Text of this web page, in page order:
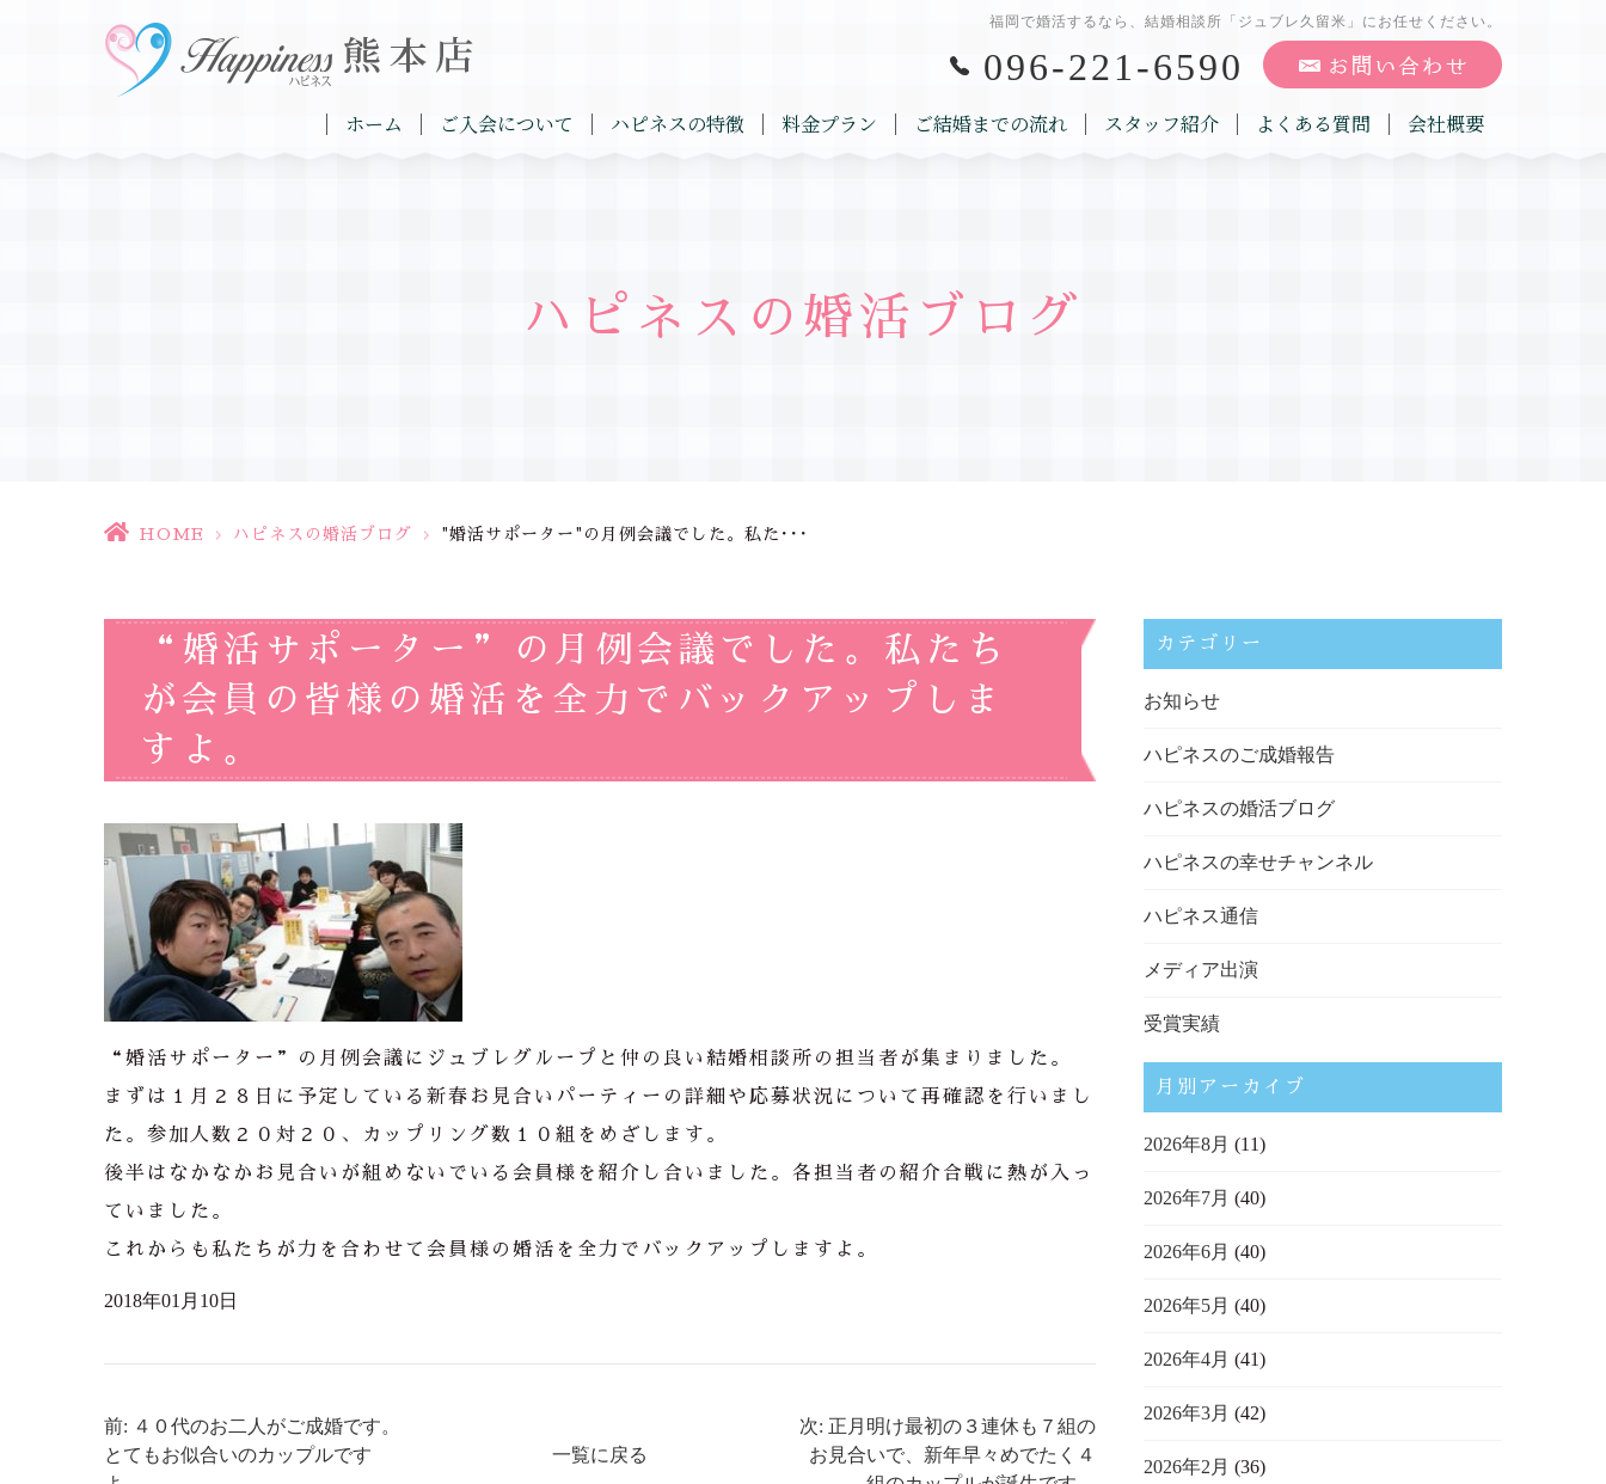
福岡で婚活するなら、結婚相談所「ジュブレ久留米」にお任せください。
096-221-6590
ホーム ご入会について ハピネスの特徴 料金プラン ご結婚までの流れ スタッフ紹介 よくある質問 会社概要
ハピネスの婚活ブログ
HOME > ハピネスの婚活ブログ > "婚活サポーター"の月例会議でした。私た･･･
“婚活サポーター”の月例会議でした。私たち
が会員の皆様の婚活を全力でバックアップしま
すよ。
“婚活サポーター”の月例会議にジュブレグループと仲の良い結婚相談所の担当者が集まりました。
まずは１月２８日に予定している新春お見合いパーティーの詳細や応募状況について再確認を行いまし
た。参加人数２０対２０、カップリング数１０組をめざします。
後半はなかなかお見合いが組めないでいる会員様を紹介し合いました。各担当者の紹介合戦に熱が入っ
ていました。
これからも私たちが力を合わせて会員様の婚活を全力でバックアップしますよ。
2018年01月10日
前: ４０代のお二人がご成婚です。
とてもお似合いのカップルです
一覧に戻る
次: 正月明け最初の３連休も７組の
お見合いで、新年早々めでたく４
カテゴリー
お知らせ
ハピネスのご成婚報告
ハピネスの婚活ブログ
ハピネスの幸せチャンネル
ハピネス通信
メディア出演
受賞実績
月別アーカイブ
2026年8月 (11)
2026年7月 (40)
2026年6月 (40)
2026年5月 (40)
2026年4月 (41)
2026年3月 (42)
2026年2月 (36)